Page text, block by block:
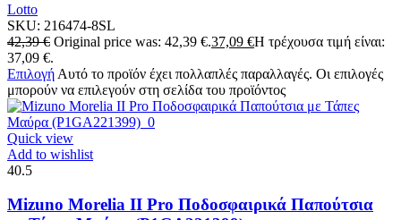
Lotto
SKU: 216474-8SL
42,39€ Original price was: 42,39 €.37,09 €Η τρέχουσα τιμή είναι:
37,09 €.
Επιλογή Αυτό το προϊόν έχει πολλαπλές παραλλαγές. Οι επιλογές
μπορούν να επιλεγούν στη σελίδα του προϊόντος
Quick view
Add to wishlist
40.5
Mizuno Morelia II Pro Ποδοσφαιρικά Παπούτσια